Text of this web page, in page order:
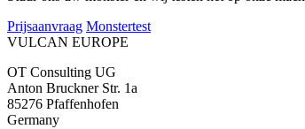
Prijsaanvraag Monstertest
VULCAN EUROPE
OT Consulting UG
Anton Bruckner Str. 1a
85276 Pfaffenhofen
Germany